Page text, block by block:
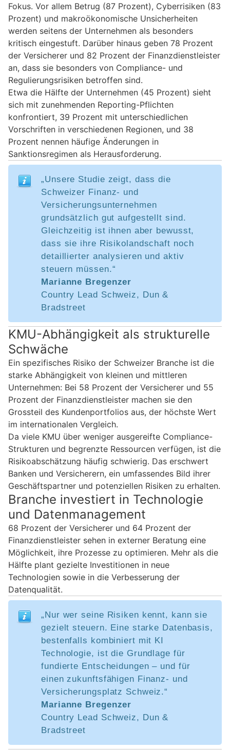
Fokus. Vor allem Betrug (87 Prozent), Cyberrisiken (83
Prozent) und makroökonomische Unsicherheiten
werden seitens der Unternehmen als besonders
kritisch eingestuft. Darüber hinaus geben 78 Prozent
der Versicherer und 82 Prozent der Finanzdienstleister
an, dass sie besonders von Compliance- und
Regulierungsrisiken betroffen sind.
Etwa die Hälfte der Unternehmen (45 Prozent) sieht
sich mit zunehmenden Reporting-Pflichten
konfrontiert, 39 Prozent mit unterschiedlichen
Vorschriften in verschiedenen Regionen, und 38
Prozent nennen häufige Änderungen in
Sanktionsregimen als Herausforderung.
„Unsere Studie zeigt, dass die
Schweizer Finanz- und
Versicherungsunternehmen
grundsätzlich gut aufgestellt sind.
Gleichzeitig ist ihnen aber bewusst,
dass sie ihre Risikolandschaft noch
detaillierter analysieren und aktiv
steuern müssen.“
Marianne Bregenzer
Country Lead Schweiz, Dun &
Bradstreet
KMU-Abhängigkeit als strukturelle
Schwäche
Ein spezifisches Risiko der Schweizer Branche ist die
starke Abhängigkeit von kleinen und mittleren
Unternehmen: Bei 58 Prozent der Versicherer und 55
Prozent der Finanzdienstleister machen sie den
Grossteil des Kundenportfolios aus, der höchste Wert
im internationalen Vergleich.
Da viele KMU über weniger ausgereifte Compliance-
Strukturen und begrenzte Ressourcen verfügen, ist die
Risikoabschätzung häufig schwierig. Das erschwert
Banken und Versicherern, ein umfassendes Bild ihrer
Geschäftspartner und potenziellen Risiken zu erhalten.
Branche investiert in Technologie
und Datenmanagement
68 Prozent der Versicherer und 64 Prozent der
Finanzdienstleister sehen in externer Beratung eine
Möglichkeit, ihre Prozesse zu optimieren. Mehr als die
Hälfte plant gezielte Investitionen in neue
Technologien sowie in die Verbesserung der
Datenqualität.
„Nur wer seine Risiken kennt, kann sie
gezielt steuern. Eine starke Datenbasis,
bestenfalls kombiniert mit KI
Technologie, ist die Grundlage für
fundierte Entscheidungen – und für
einen zukunftsfähigen Finanz- und
Versicherungsplatz Schweiz.“
Marianne Bregenzer
Country Lead Schweiz, Dun &
Bradstreet